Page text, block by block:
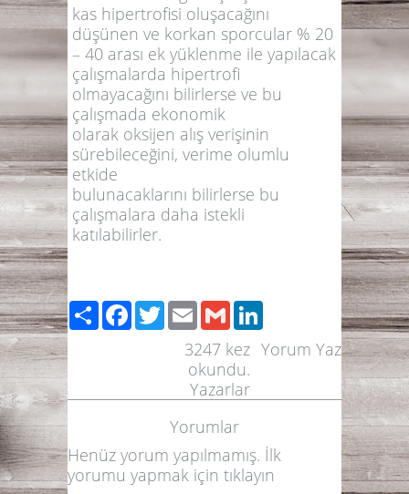
kas hipertrofisi oluşacağını
düşünen ve korkan sporcular % 20
– 40 arası ek yüklenme ile yapılacak
çalışmalarda hipertrofi
olmayacağını bilirlerse ve bu
çalışmada ekonomik
olarak oksijen alış verişinin
sürebileceğini, verime olumlu
etkide
bulunacaklarını bilirlerse bu
çalışmalara daha istekli
katılabilirler.
PaylaşFacebook
TwitterEmailGmail
Yorum Yaz
3247 kez
okundu.
Yazarlar
Yorumlar
Henüz yorum yapılmamış. İlk
yorumu yapmak için tıklayın